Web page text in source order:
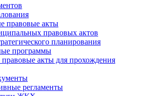
правовые акты
правовых актов
планирования
программы
акты для прохождения
регламенты